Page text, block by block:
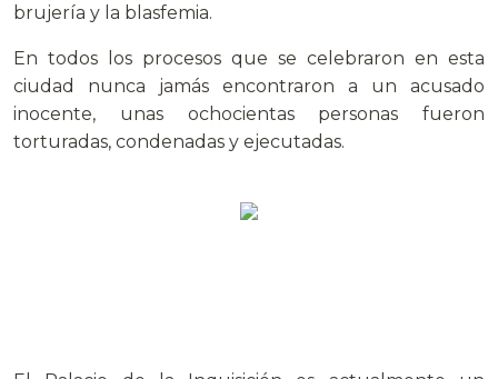
brujería y la blasfemia.
En todos los procesos que se celebraron en esta
ciudad nunca jamás encontraron a un acusado
inocente, unas ochocientas personas fueron
torturadas, condenadas y ejecutadas.